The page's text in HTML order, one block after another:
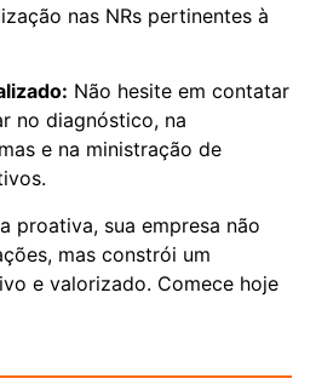
nas NRs pertinentes à
Não hesite em contatar
no diagnóstico, na
e na ministração de
proativa, sua empresa não
mas constrói um
e valorizado. Comece hoje